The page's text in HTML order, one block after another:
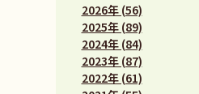
2026年 (56)
2025年 (89)
2024年 (84)
2023年 (87)
2022年 (61)